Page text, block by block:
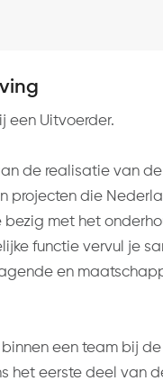
een Uitvoerder.
de realisatie van de
projecten die
bezig met het
functie vervul je
en
een team bij
het eerste deel van